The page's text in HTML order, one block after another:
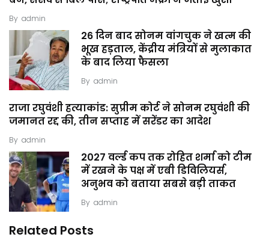
By admin
26 दिन बाद सोनम वांगचुक ने खत्म की
भूख हड़ताल, केंद्रीय मंत्रियों से मुलाकात
के बाद लिया फैसला
By admin
राजा रघुवंशी हत्याकांड: सुप्रीम कोर्ट ने सोनम रघुवंशी की
जमानत रद्द की, तीन सप्ताह में सरेंडर का आदेश
By admin
2027 वर्ल्ड कप तक रोहित शर्मा को टीम
में रखने के पक्ष में एबी डिविलियर्स,
अनुभव को बताया सबसे बड़ी ताकत
By admin
Related Posts